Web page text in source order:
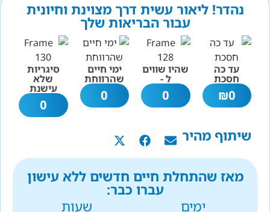
נהדר! ליאור עשית דרך מצוינת וחיונית
עבור הבריאות שלך
עד כה
חסכת
0
₪
שהיו שווים
ל -
0
ימי חיים
שהרווחת
0
סיגריות
שלא
עישנת
0
שיתוף מהיר
מאז שהתחלת חיים חדשים ללא עישון
עברו כבר:
ימים
שעות